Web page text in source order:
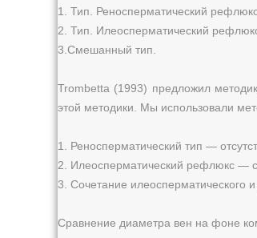
1. Тип. Реносперматический
2. Тип. Илеосперматический
3.Смешанный тип.
Trombetta (1993) предложил
этой методики. Мы использовали
1. Реносперматический тип —
2. Илеосперматический рефлюкс —
3. Сочетание илеосперматического
Сравнение диаметра вен на фоне